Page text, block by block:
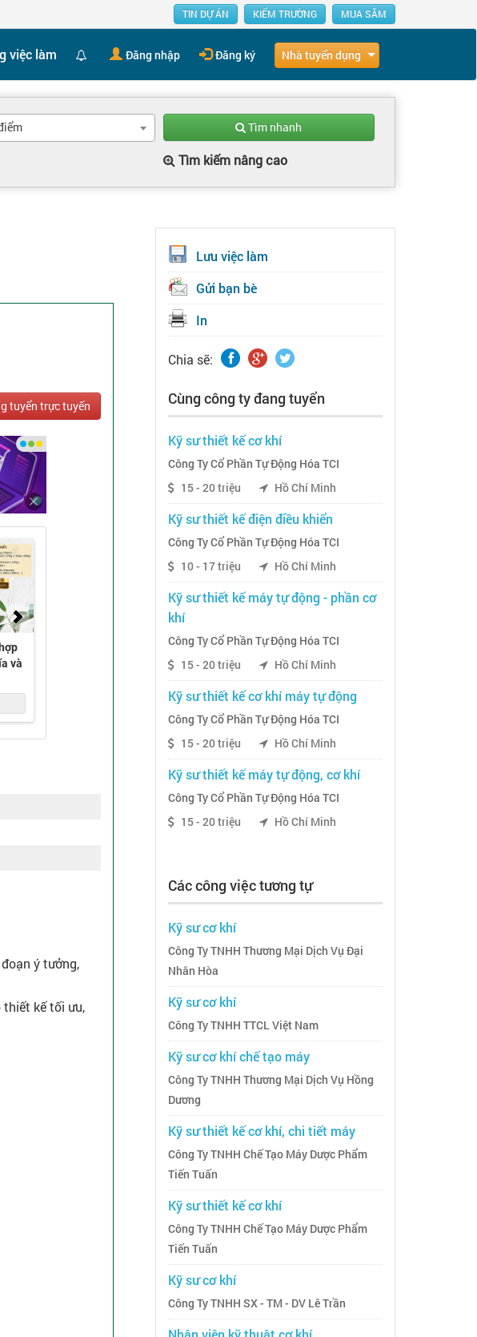
TIN DỰ ÁN KIẾM TRƯỜNG MUA SẮM
việc làm Đăng nhập Đăng ký Nhà tuyển dụng
Tìm nhanh
Tìm kiếm nâng cao
tuyển trực tuyến
ý tưởng,
kế tối ưu,
Lưu việc làm
Gửi bạn bè
In
Chia sẽ:
Cùng công ty đang tuyển
Kỹ sư thiết kế cơ khí
Công Ty Cổ Phần Tự Động Hóa TCI
15 - 20 triệu
Hồ Chí Minh
Kỹ sư thiết kế điện điều khiển
Công Ty Cổ Phần Tự Động Hóa TCI
10 - 17 triệu
Hồ Chí Minh
Kỹ sư thiết kế máy tự động - phần cơ
khí
Công Ty Cổ Phần Tự Động Hóa TCI
15 - 20 triệu
Hồ Chí Minh
Kỹ sư thiết kế cơ khí máy tự động
Công Ty Cổ Phần Tự Động Hóa TCI
15 - 20 triệu
Hồ Chí Minh
Kỹ sư thiết kế máy tự động, cơ khí
Công Ty Cổ Phần Tự Động Hóa TCI
15 - 20 triệu
Hồ Chí Minh
Các công việc tương tự
Kỹ sư cơ khí
Công Ty TNHH Thương Mại Dịch Vụ Đại
Nhân Hòa
Kỹ sư cơ khí
Công Ty TNHH TTCL Việt Nam
Kỹ sư cơ khí chế tạo máy
Công Ty TNHH Thương Mại Dịch Vụ Hồng
Dương
Kỹ sư thiết kế cơ khí, chi tiết máy
Công Ty TNHH Chế Tạo Máy Dược Phẩm
Tiến Tuấn
Kỹ sư thiết kế cơ khí
Công Ty TNHH Chế Tạo Máy Dược Phẩm
Tiến Tuấn
Kỹ sư cơ khí
Công Ty TNHH SX - TM - DV Lê Trần